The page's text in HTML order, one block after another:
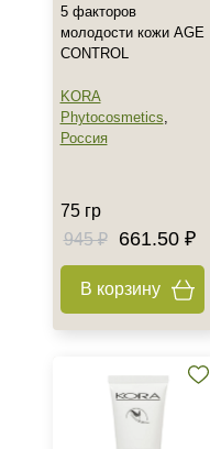
Возраст
Любой возраст (от 18 лет)
После 20
После 25
Показать еще
Восстановление
Отбеливание
Очищение
5 факторов
молодости кожи AGE
CONTROL
KORA
Phytocosmetics,
Россия
75 гр
945 ₽
661.50 ₽
В корзину